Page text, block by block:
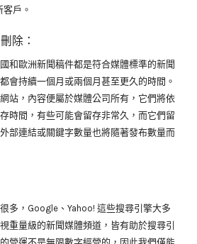
戶。
除：
和歐洲新聞稿件都是符合媒體標準的新聞
會持續一個月或兩個月甚至更久的時間。
站，內容便屬於媒體公司所有，它們將依
時間，有些可能會留存非常久，而它們留
部連結或關鍵字數量也將隨著發布數量而
多，Google、Yahoo! 這些搜尋引擎大多
重量級的新聞媒體頻道，皆有助於搜尋引